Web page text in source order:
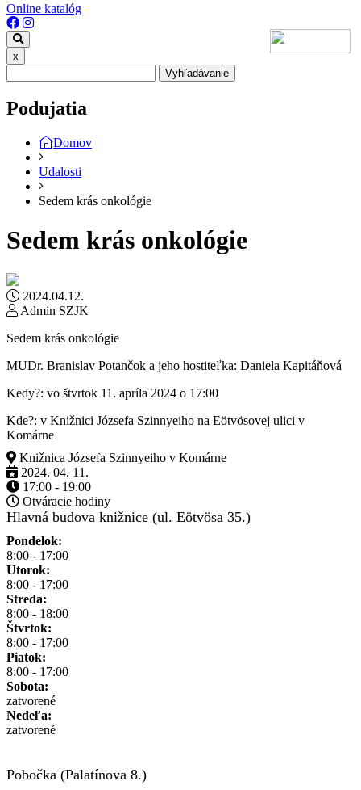
Online katalóg
x
Vyhľadávanie
Podujatia
Domov
Udalosti
Sedem krás onkológie
Sedem krás onkológie
2024.04.12.
Admin SZJK
Sedem krás onkológie
MUDr. Branislav Potančok a jeho hostiteľka: Daniela Kapitáňová
Kedy?: vo štvrtok 11. apríla 2024 o 17:00
Kde?: v Knižnici Józsefa Szinnyeiho na Eötvösovej ulici v
Komárne
Knižnica Józsefa Szinnyeiho v Komárne
2024. 04. 11.
17:00 - 19:00
Otváracie hodiny
Hlavná budova knižnice (ul. Eötvösa 35.)
Pondelok:
8:00 - 17:00
Utorok:
8:00 - 17:00
Streda:
8:00 - 18:00
Štvrtok:
8:00 - 17:00
Piatok:
8:00 - 17:00
Sobota:
zatvorené
Nedeľa:
zatvorené
Pobočka (Palatínova 8.)